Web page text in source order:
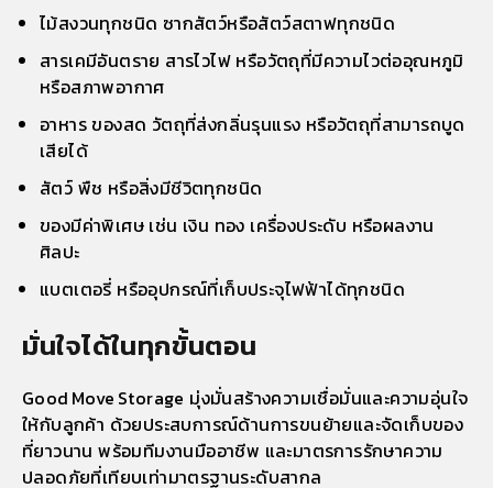
ไม้สงวนทุกชนิด ซากสัตว์หรือสัตว์สตาฟทุกชนิด
สารเคมีอันตราย สารไวไฟ หรือวัตถุที่มีความไวต่ออุณหภูมิ
หรือสภาพอากาศ
อาหาร ของสด วัตถุที่ส่งกลิ่นรุนแรง หรือวัตถุที่สามารถบูด
เสียได้
สัตว์ พืช หรือสิ่งมีชีวิตทุกชนิด
ของมีค่าพิเศษ เช่น เงิน ทอง เครื่องประดับ หรือผลงาน
ศิลปะ
แบตเตอรี่ หรืออุปกรณ์ที่เก็บประจุไฟฟ้าได้ทุกชนิด
มั่นใจได้ในทุกขั้นตอน
Good Move Storage มุ่งมั่นสร้างความเชื่อมั่นและความอุ่นใจ
ให้กับลูกค้า ด้วยประสบการณ์ด้านการขนย้ายและจัดเก็บของ
ที่ยาวนาน พร้อมทีมงานมืออาชีพ และมาตรการรักษาความ
ปลอดภัยที่เทียบเท่ามาตรฐานระดับสากล